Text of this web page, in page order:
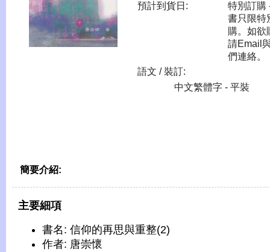
預計到貨日:
特別訂購
書只限特
購。如欲
請Email
們連絡。
語文 / 裝訂:
中文繁體字 - 平裝
簡要介紹:
主要細項
書名: 信仰的再思與重整(2)
作者: 唐崇懷